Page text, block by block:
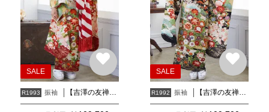
SALE
R1993 振袖 【吉澤の友禅】白 牡丹に花々
SALE
R1992 振袖 【吉澤の友禅】黒 牡丹に花々